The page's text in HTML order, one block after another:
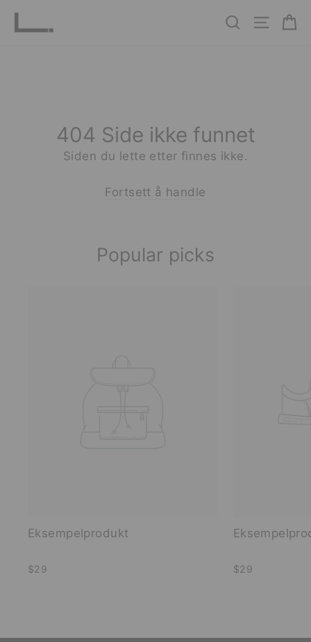
Søk
404 Side ikke funnet
Siden du lette etter finnes ikke.
Fortsett å handle
Popular picks
Eksempelprodukt
$29 $29